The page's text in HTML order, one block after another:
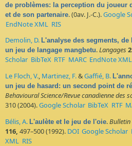
de problèmes: la perception du joueur
et de son partenaire. (0av. J.-C.).Google
EndNote XML
RIS
Demolin, D. L'analyse des segments,
un jeu de langage mangbetu.Langages
Scholar BibTeX RTF MARC EndNote XML
Le Floch, V., Martinez, F.&Gaffié, B.
un jeu de hasard: un second point de
Behavioural Science/Revue canadienne des
310 (2004).Google Scholar BibTeX RTF
Bélis, A. L'aulète et le jeu de l'oie.Bulletin
116, 497–500 (1992). DOI Google Scholar
XML RIS